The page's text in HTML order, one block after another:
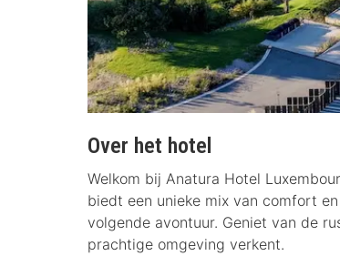
Over het hotel
Welkom bij Anatura Hotel
biedt een unieke mix van comfort
volgende avontuur. Geniet van de
prachtige omgeving verkent.